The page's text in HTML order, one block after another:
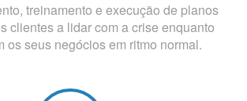
treinamento e execução de planos
clientes a lidar com a crise enquanto
os seus negócios em ritmo normal.